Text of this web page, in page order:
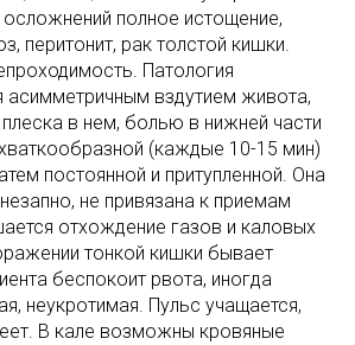
полное истощение,
перитонит, рак толстой кишки.
Патология
асимметричным вздутием живота,
в нем, болью в нижней части
(каждые 10-15 мин)
постоянной и притупленной. Она
не привязана к приемам
отхождение газов и каловых
тонкой кишки бывает
беспокоит рвота, иногда
неукротимая. Пульс учащается,
В кале возможны кровяные